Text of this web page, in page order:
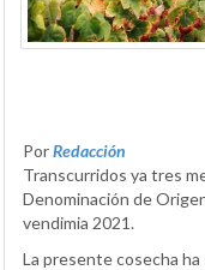
PorRedacción
Transcurridos ya tres
Denominación de
vendimia 2021.
La presente cosecha